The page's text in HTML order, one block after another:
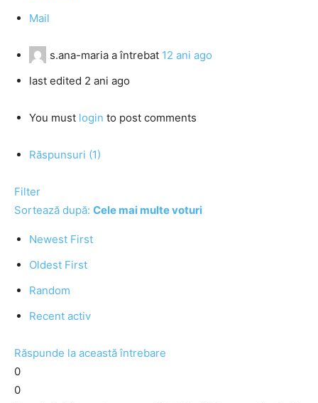
Mail
s.ana-maria a întrebat 12 ani ago
last edited 2 ani ago
You must login to post comments
Răspunsuri (1)
Filter
Sortează după: Cele mai multe voturi
Newest First
Oldest First
Random
Recent activ
Răspunde la această întrebare
0
0